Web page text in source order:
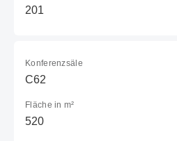
201
Konferenzsäle
C62
Fläche in m²
520